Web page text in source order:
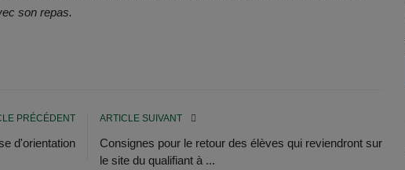
son repas.
PRÉCÉDENT
d'orientation
ARTICLE SUIVANT
Consignes pour le retour des élèves qui reviendront sur
le site du qualifiant à ...